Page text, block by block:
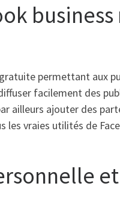
permettant aux
facilement des
ailleurs ajouter des
vraies utilités de